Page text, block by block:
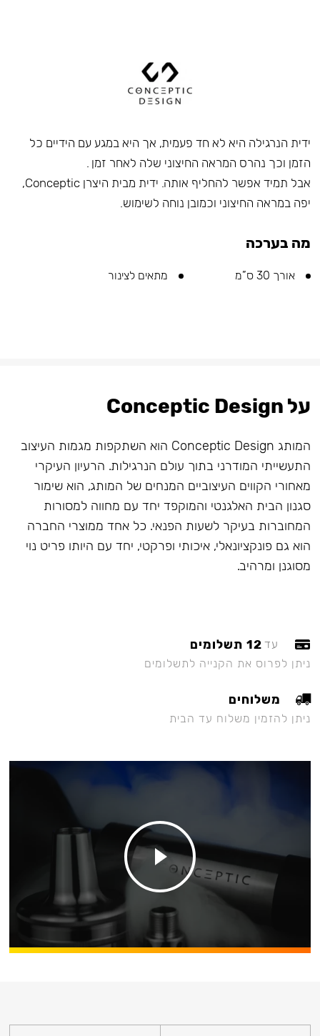
ידית הנרגילה היא לא חד פעמית, אך היא במגע עם הידיים כל
הזמן וכך נהרס המראה החיצוני שלה לאחר זמן .
אבל תמיד אפשר להחליף אותה. ידית מבית היצרן Conceptic,
יפה במראה החיצוני וכמובן נוחה לשימוש.
מה בערכה
אורך 30 ס”מ מתאים לצינור
על Conceptic Design
המותג Conceptic Design הוא השתקפות מגמות העיצוב
התעשייתי המודרני בתוך עולם הנרגילות. הרעיון העיקרי
מאחורי הקווים העיצוביים המנחים של המותג, הוא שימור
סגנון הבית האלגנטי והמוקפד יחד עם מחווה למסורות
המחוברות בעיקר לשעות הפנאי. כל אחד ממוצרי החברה
הוא גם פונקציונאלי, איכותי ופרקטי, יחד עם היותו פריט נוי
מסוגנן ומרהיב.
עד 12 תשלומים
ניתן לפרוס את הקנייה לתשלומים
משלוחים
ניתן להזמין משלוח עד הבית